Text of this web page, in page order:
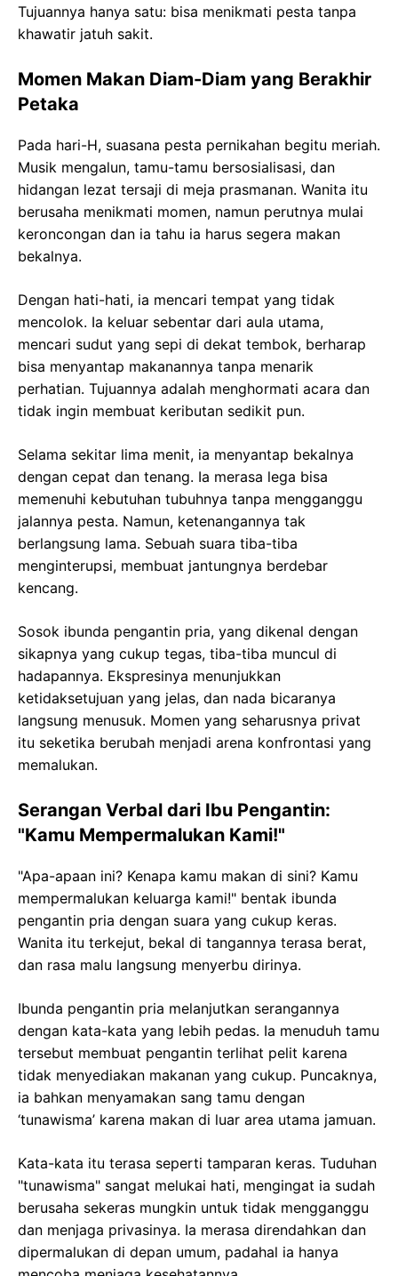
Tujuannya hanya satu: bisa menikmati pesta tanpa
khawatir jatuh sakit.
Momen Makan Diam-Diam yang Berakhir
Petaka
Pada hari-H, suasana pesta pernikahan begitu meriah.
Musik mengalun, tamu-tamu bersosialisasi, dan
hidangan lezat tersaji di meja prasmanan. Wanita itu
berusaha menikmati momen, namun perutnya mulai
keroncongan dan ia tahu ia harus segera makan
bekalnya.
Dengan hati-hati, ia mencari tempat yang tidak
mencolok. Ia keluar sebentar dari aula utama,
mencari sudut yang sepi di dekat tembok, berharap
bisa menyantap makanannya tanpa menarik
perhatian. Tujuannya adalah menghormati acara dan
tidak ingin membuat keributan sedikit pun.
Selama sekitar lima menit, ia menyantap bekalnya
dengan cepat dan tenang. Ia merasa lega bisa
memenuhi kebutuhan tubuhnya tanpa mengganggu
jalannya pesta. Namun, ketenangannya tak
berlangsung lama. Sebuah suara tiba-tiba
menginterupsi, membuat jantungnya berdebar
kencang.
Sosok ibunda pengantin pria, yang dikenal dengan
sikapnya yang cukup tegas, tiba-tiba muncul di
hadapannya. Ekspresinya menunjukkan
ketidaksetujuan yang jelas, dan nada bicaranya
langsung menusuk. Momen yang seharusnya privat
itu seketika berubah menjadi arena konfrontasi yang
memalukan.
Serangan Verbal dari Ibu Pengantin:
"Kamu Mempermalukan Kami!"
"Apa-apaan ini? Kenapa kamu makan di sini? Kamu
mempermalukan keluarga kami!" bentak ibunda
pengantin pria dengan suara yang cukup keras.
Wanita itu terkejut, bekal di tangannya terasa berat,
dan rasa malu langsung menyerbu dirinya.
Ibunda pengantin pria melanjutkan serangannya
dengan kata-kata yang lebih pedas. Ia menuduh tamu
tersebut membuat pengantin terlihat pelit karena
tidak menyediakan makanan yang cukup. Puncaknya,
ia bahkan menyamakan sang tamu dengan
‘tunawisma’ karena makan di luar area utama jamuan.
Kata-kata itu terasa seperti tamparan keras. Tuduhan
"tunawisma" sangat melukai hati, mengingat ia sudah
berusaha sekeras mungkin untuk tidak mengganggu
dan menjaga privasinya. Ia merasa direndahkan dan
dipermalukan di depan umum, padahal ia hanya